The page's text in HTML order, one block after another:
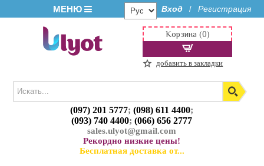
МЕНЮ Вход / Регистрация
(097) 201 5777;(098) 611 4400;
(093) 740 4400;(066) 656 2777
sales.ulyot@gmail.com
Рекордно низкие цены!
Бесплатная доставка от...
Корзина (0)
добавить в закладки